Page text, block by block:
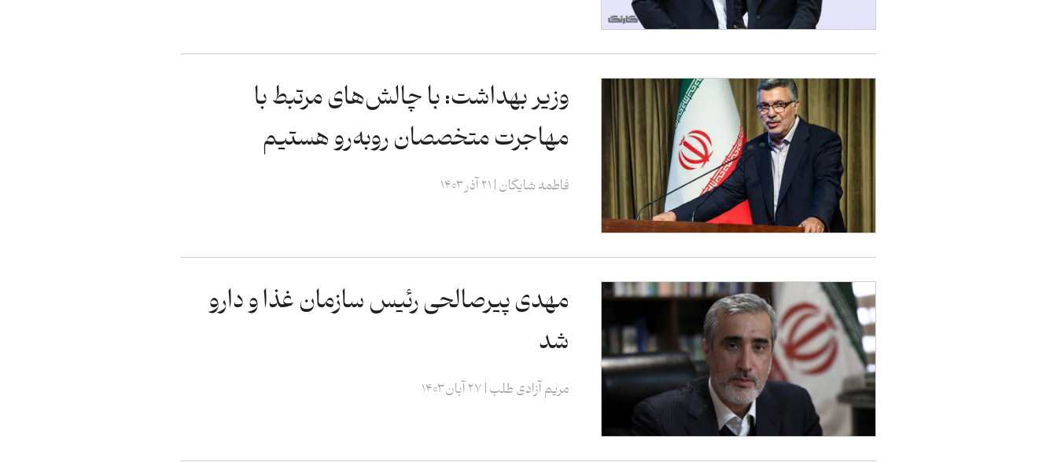
وزیر بهداشت: با چالش‌های مرتبط با
مهاجرت متخصصان روبه‌رو هستیم
فاطمه شایگان ۲۱ آذر ۱۴۰۳
مهدی پیرصالحی رئیس سازمان غذا و دارو
شد
مریم آزادی طلب ۲۷ آبان ۱۴۰۳